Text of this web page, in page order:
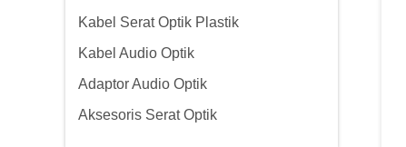
Kabel Serat Optik Plastik
Kabel Audio Optik
Adaptor Audio Optik
Aksesoris Serat Optik